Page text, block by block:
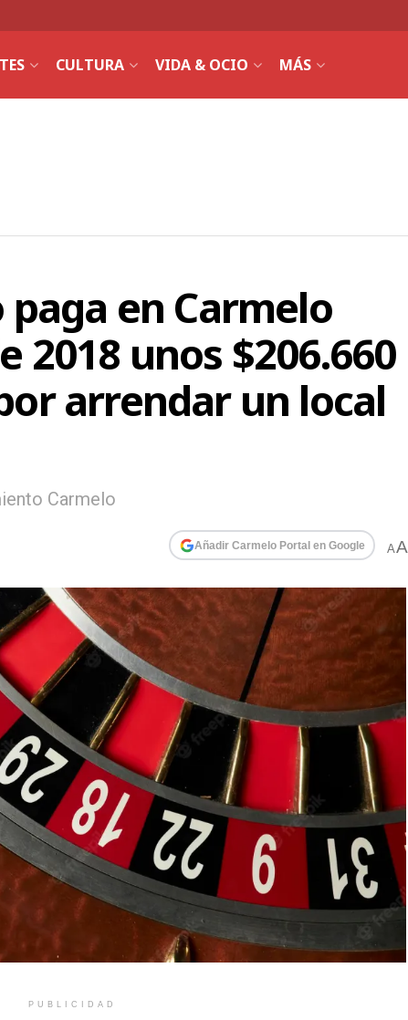
CULTURA VIDA & OCIO MÁS
paga en Carmelo
2018 unos $206.660
arrendar un local
Carmelo
Añadir Carmelo Portal en Google AA
PUBLICIDAD